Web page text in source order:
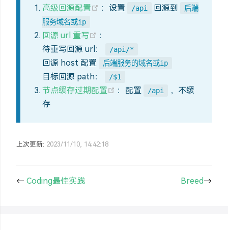
高级回源配置
(opens new window)
：设置 /api 回源到
后端
服务域名或ip
回源 url 重写 (opens new window)
：
待重写回源 url：
/api/*
回源 host 配置 后端服务的域名或ip
目标回源 path： /$1
节点缓存过期配置 (opens new window)
：配置 /api
，不缓
存
上次更新: 2023/11/10, 14:42:18
←Coding最佳实践 Breed→